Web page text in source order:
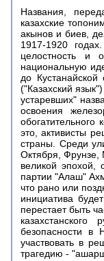
Названия,
казахские
акынов и биев,
1917-1920
целостность и
национальную
до
("Казахский
устаревших"
освоения
обогатительного
это, активисты
страны. Среди
Октября, Фрунзе,
великой
партии "Алаш"
что рано или
инициатива
перестает быть
безопасности в
участвовать в
трагедию -